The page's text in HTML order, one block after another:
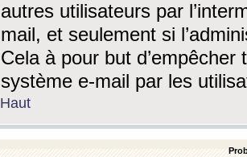
autres utilisateurs par
mail, et seulement si
Cela à pour but
système e-mail par les
Haut